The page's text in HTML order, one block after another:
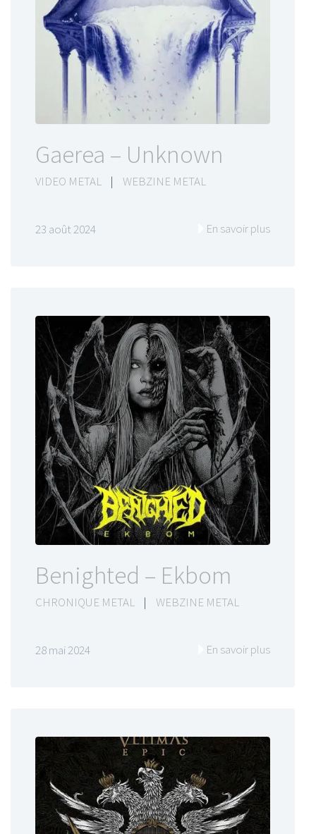
Gaerea – Unknown
VIDEO METAL | WEBZINE METAL
23 août 2024 En savoir plus
Benighted – Ekbom
CHRONIQUE METAL | WEBZINE METAL
28 mai 2024 En savoir plus